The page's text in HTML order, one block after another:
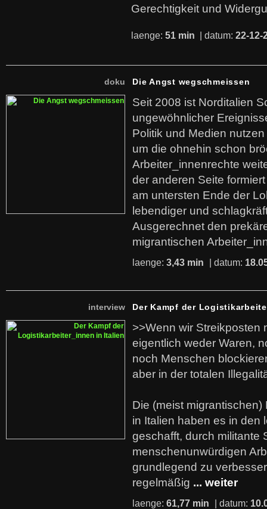
Gerechtigkeit und
laenge: 51 min | datum: 22-12-
doku Die Angst wegschmeissen
Seit 2008 ist Norditalien
ungewöhnlicher
Politik und Medien
um die ohnehin schon
Arbeiter_innenrechte
der anderen Seite
am untersten Ende der
lebendiger und
Ausgerechnet den
migrantischen
laenge: 3,43 min | datum:
interview Der Kampf der
>>Wenn wir Streikposten
eigentlich weder Waren,
noch Menschen
aber in der totalen
Die (meist
in Italien haben es in den
geschafft, durch militante
menschenunwürdigen
grundlegend zu
regelmäßig ... weiter
laenge: 61,77 min | datum: